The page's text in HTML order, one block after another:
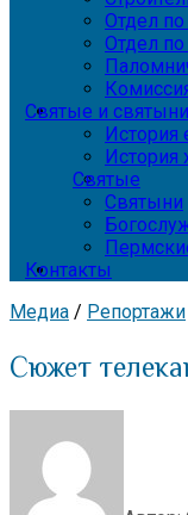
Отдел
Отдел
Святые и святыни
История
История
Святые
Святыни
Контакты
Медиа / Репортажи
Сюжет